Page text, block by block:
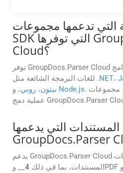
التي تدعمها مجموعات
SDK التي توفرها GroupDocs.Parser
Cloud؟
توفر GroupDocs.Parser Cloud مجموعات تطوير البرامج (SDK)
.NET،
بيثون، روبي Node.js. تساعد مجموعات SDK هذه على تبسيط
التي يدعمها
يدعم GroupDocs.Parser Cloud مجموعة واسعة من تنسيقات
المستندات، بما في ذلك 4 __ وPDF وMicrosoft Word (DOC